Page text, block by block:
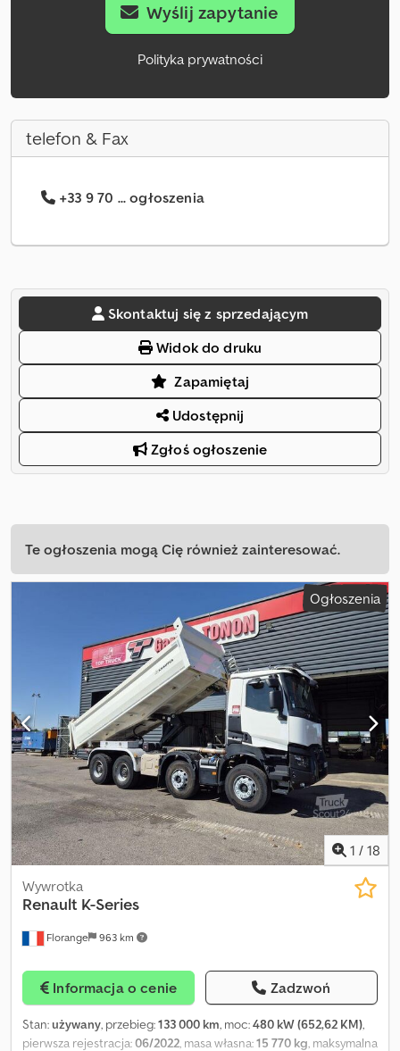
Wyślij zapytanie
Polityka prywatności
telefon & Fax
+33 9 70 ... ogłoszenia
Skontaktuj się z sprzedającym
Widok do druku
Zapamiętaj
Udostępnij
Zgłoś ogłoszenie
Te ogłoszenia mogą Cię również zainteresować.
Ogłoszenia
1 / 18
Florange 963 km
Wywrotka
Renault K-Series
Informacja o cenie Zadzwoń
Stan:używany, przebieg:133 000 km, moc:480 kW (652,62 KM),
pierwsza rejestracja:06/2022, masa własna:15 770 kg, maksymalna